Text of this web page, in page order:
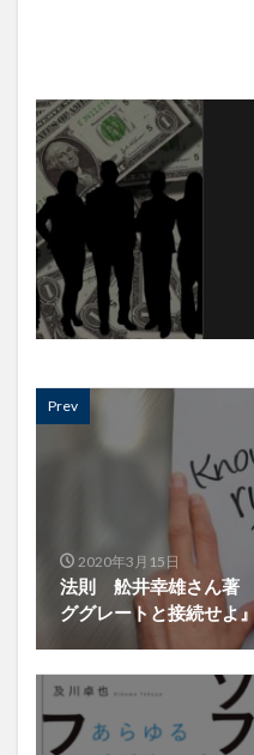
Prev
2020年3月15日
法則 舩井幸雄さん著
ググレートと接続せよ